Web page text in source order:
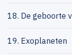
18. De geboorte
19. Exoplaneten